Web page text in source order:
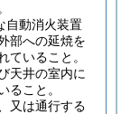
自動消火装置
部への延焼を
ていること。
天井の室内に
ること。
又は通行する